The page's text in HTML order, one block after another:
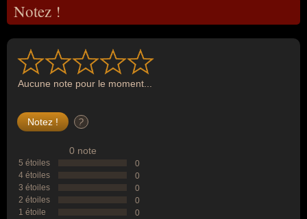
Notez !
Aucune note pour le moment...
?
0 note
5 étoiles
0
4 étoiles
0
3 étoiles
0
2 étoiles
0
1 étoile
0